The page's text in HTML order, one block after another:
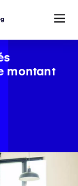
montant